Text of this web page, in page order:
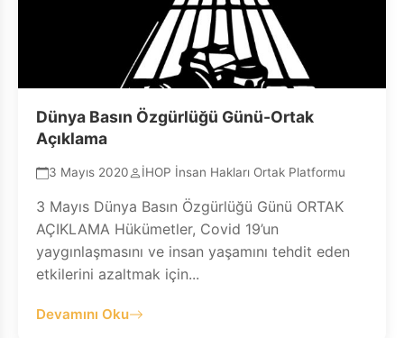
Dünya Basın Özgürlüğü Günü-Ortak
Açıklama
3 Mayıs 2020 İHOP İnsan Hakları Ortak Platformu
3 Mayıs Dünya Basın Özgürlüğü Günü ORTAK
AÇIKLAMA Hükümetler, Covid 19’un
yaygınlaşmasını ve insan yaşamını tehdit eden
etkilerini azaltmak için...
Devamını Oku